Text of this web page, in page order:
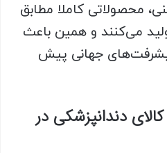
محصولاتی کاملا مطابق
می‌کنند و همین باعث
جهانی پیش
دندانپزشکی در